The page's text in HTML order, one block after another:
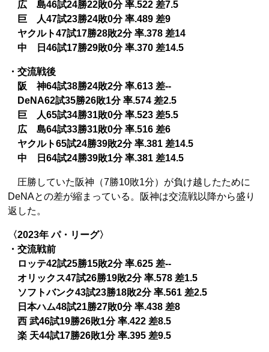
広 島46試24勝22敗0分 率.522 差7.5
巨 人47試23勝24敗0分 率.489 差9
ヤクルト47試17勝28敗2分 率.378 差14
中 日46試17勝29敗0分 率.370 差14.5
・交流戦後
阪 神64試38勝24敗2分 率.613 差--
DeNA62試35勝26敗1分 率.574 差2.5
巨 人65試34勝31敗0分 率.523 差5.5
広 島64試33勝31敗0分 率.516 差6
ヤクルト65試24勝39敗2分 率.381 差14.5
中 日64試24勝39敗1分 率.381 差14.5
圧勝していた阪神（7勝10敗1分）が負け越したために
DeNAとの差が縮まっている。阪神は交流戦以降から盛り
返した。
〈2023年 パ・リーグ〉
・交流戦前
ロッテ42試25勝15敗2分 率.625 差--
オリックス47試26勝19敗2分 率.578 差1.5
ソフトバンク43試23勝18敗2分 率.561 差2.5
日本ハム48試21勝27敗0分 率.438 差8
西 武46試19勝26敗1分 率.422 差8.5
楽 天44試17勝26敗1分 率.395 差9.5